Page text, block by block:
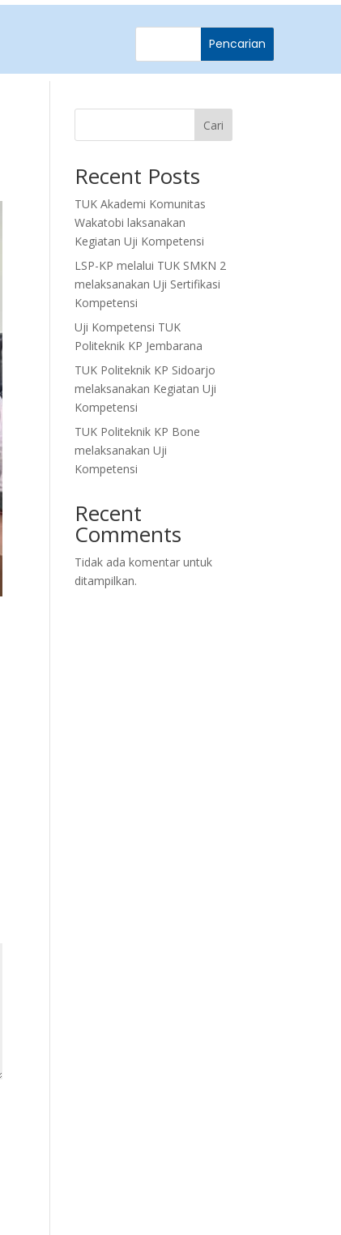
Cari
Recent Posts
TUK Akademi Komunitas
Wakatobi laksanakan
Kegiatan Uji Kompetensi
LSP-KP melalui TUK SMKN 2
melaksanakan Uji Sertifikasi
Kompetensi
Uji Kompetensi TUK
Politeknik KP Jembarana
TUK Politeknik KP Sidoarjo
melaksanakan Kegiatan Uji
Kompetensi
TUK Politeknik KP Bone
melaksanakan Uji
Kompetensi
Recent
Comments
Tidak ada komentar untuk
ditampilkan.